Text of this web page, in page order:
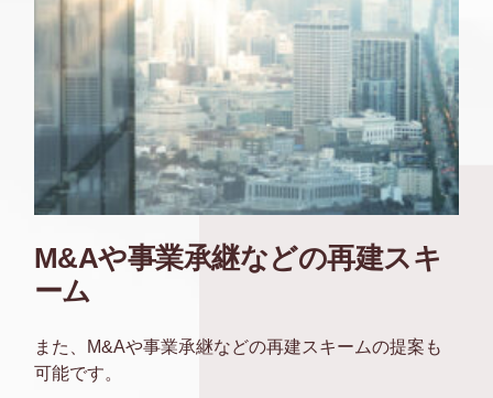
M&Aや事業承継などの再建スキ
ーム
また、M&Aや事業承継などの再建スキームの提案も
可能です。